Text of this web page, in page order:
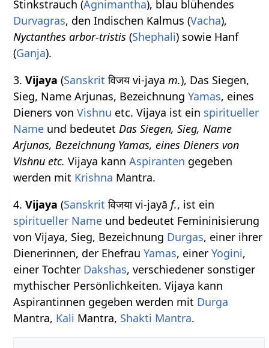
Stinkstrauch (Agnimantha), blau blühendes
Durvagras, den Indischen Kalmus (Vacha),
Nyctanthes arbor-tristis (Shephali) sowie Hanf
(Ganja).
3.Vijaya (Sanskrit विजय vi-jayam.), Das Siegen,
Sieg, Name Arjunas, BezeichnungYamas, eines
Dieners vonVishnu etc. Vijaya ist ein spiritueller
Name und bedeutetDas Siegen, Sieg, Name
Arjunas, Bezeichnung Yamas, eines Dieners von
Vishnu etc.Vijaya kannAspiranten gegeben
werden mit Krishna Mantra.
4.Vijaya (Sanskrit विजया vi-jayāf., ist ein
spiritueller Name und bedeutet Femininisierung
von Vijaya, Sieg, Bezeichnung Durgas, einer ihrer
Dienerinnen, der EhefrauYamas, einerYogini,
einer Tochter Dakshas, verschiedener sonstiger
mythischer Persönlichkeiten. Vijaya kann
Aspirantinnen gegeben werden mit Durga
Mantra, Kali Mantra, Shakti Mantra.